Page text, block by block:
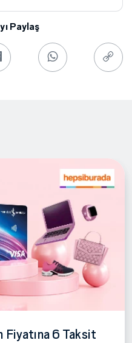
Paylaş
Fiyatına 6 Taksit